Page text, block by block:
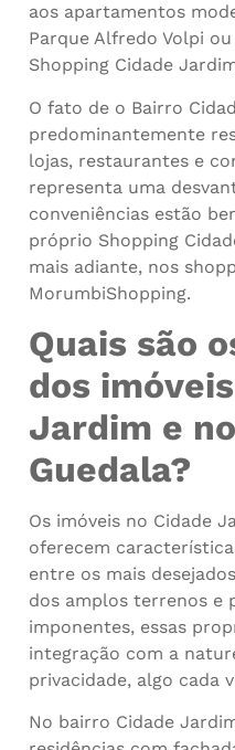
aos apartamentos
Parque Alfredo Volpi
Shopping Cidade
O fato de o Bairro
predominantemente
lojas, restaurantes e
representa uma
conveniências estão
próprio Shopping
mais adiante, nos
MorumbiShopping.
Quais são
dos
Jardim e
Guedala?
Os imóveis no Cidade
oferecem
entre os mais
dos amplos terrenos e
imponentes, essas
integração com a
privacidade, algo cada
No bairro Cidade